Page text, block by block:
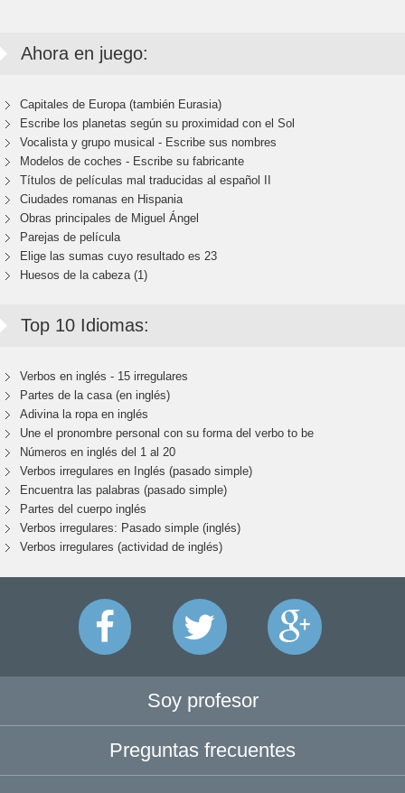
Ahora en juego:
Capitales de Europa (también Eurasia)
Escribe los planetas según su proximidad con el Sol
Vocalista y grupo musical - Escribe sus nombres
Modelos de coches - Escribe su fabricante
Títulos de películas mal traducidas al español II
Ciudades romanas en Hispania
Obras principales de Miguel Ángel
Parejas de película
Elige las sumas cuyo resultado es 23
Huesos de la cabeza (1)
Top 10 Idiomas:
Verbos en inglés - 15 irregulares
Partes de la casa (en inglés)
Adivina la ropa en inglés
Une el pronombre personal con su forma del verbo to be
Números en inglés del 1 al 20
Verbos irregulares en Inglés (pasado simple)
Encuentra las palabras (pasado simple)
Partes del cuerpo inglés
Verbos irregulares: Pasado simple (inglés)
Verbos irregulares (actividad de inglés)
Soy profesor
Preguntas frecuentes